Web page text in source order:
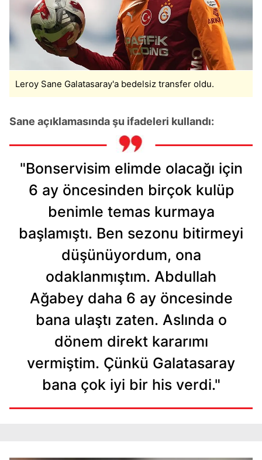
Leroy Sane Galatasaray'a bedelsiz transfer oldu.
Sane açıklamasında şu ifadeleri kullandı:
"Bonservisim elimde olacağı için
6 ay öncesinden birçok kulüp
benimle temas kurmaya
başlamıştı. Ben sezonu bitirmeyi
düşünüyordum, ona
odaklanmıştım. Abdullah
Ağabey daha 6 ay öncesinde
bana ulaştı zaten. Aslında o
dönem direkt kararımı
vermiştim. Çünkü Galatasaray
bana çok iyi bir his verdi."